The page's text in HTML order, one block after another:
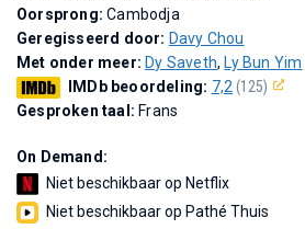
Oorsprong:Cambodja
Geregisseerd door: Davy Chou
Met onder meer: Dy Saveth, Ly Bun Yim
IMDb beoordeling: 7,2 (125)
Gesproken taal: Frans
On Demand:
Niet beschikbaar op Netflix
Niet beschikbaar op Pathé Thuis